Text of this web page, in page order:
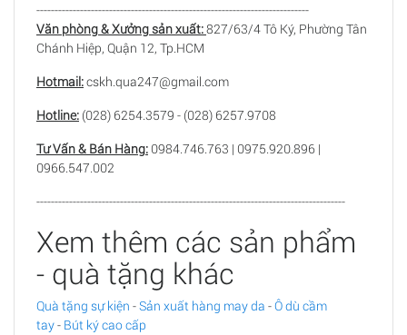
---------------------------------------------------------------------------
Văn phòng & Xưởng sản xuất:827/63/4 Tô Ký, Phường Tân
Chánh Hiệp, Quận 12, Tp.HCM
Hotmail:cskh.qua247@gmail.com
Hotline: (028) 6254.3579 - (028) 6257.9708
Tư Vấn & Bán Hàng: 0984.746.763 | 0975.920.896 |
0966.547.002
-------------------------------------------------------------------------------------
Xem thêm các sản phẩm
- quà tặng khác
Quà tặng sự kiện -Sản xuất hàng may da -Ô dù cầm
tay- Bút ký cao cấp